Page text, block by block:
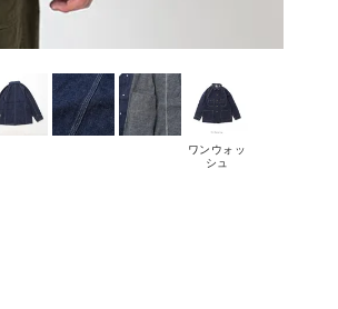
ワンウォッ
シュ